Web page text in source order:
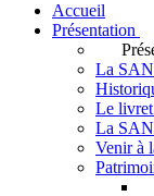
Accueil
Présentation
La SAN
Le
La SAN
Venir à